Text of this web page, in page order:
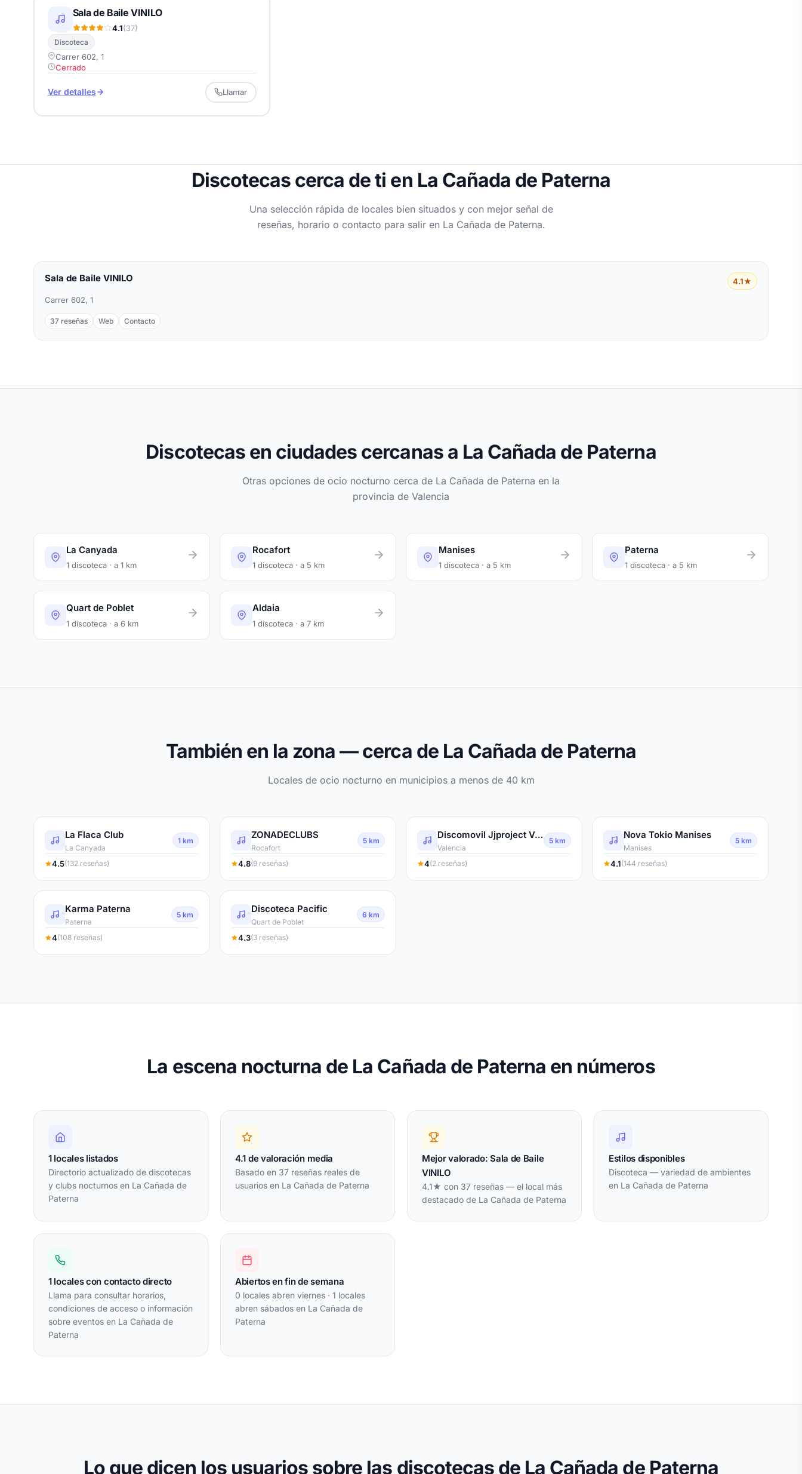
Sala de Baile VINILO
4.1(37)
Discoteca
Carrer 602, 1
Cerrado
Ver detalles Llamar
Discotecas cerca de ti en La Cañada de Paterna
Una selección rápida de locales bien situados y con mejor señal de
reseñas, horario o contacto para salir en La Cañada de Paterna.
Sala de Baile VINILO
4.1★
Carrer 602, 1
37 reseñas Web Contacto
Discotecas en ciudades cercanas a La Cañada de Paterna
Otras opciones de ocio nocturno cerca de La Cañada de Paterna en la
provincia de Valencia
La Canyada
1 discoteca · a 1 km
Rocafort
1 discoteca · a 5 km
Manises
1 discoteca · a 5 km
Paterna
1 discoteca · a 5 km
Quart de Poblet
1 discoteca · a 6 km
Aldaia
1 discoteca · a 7 km
También en la zona — cerca de La Cañada de Paterna
Locales de ocio nocturno en municipios a menos de 40 km
La Flaca Club
La Canyada
1 km
4.5(132 reseñas)
ZONADECLUBS
Rocafort
5 km
4.8(9 reseñas)
Discomovil Jjproject Valencia
Valencia
5 km
4(2 reseñas)
Nova Tokio Manises
Manises
5 km
4.1(144 reseñas)
Karma Paterna
Paterna
5 km
4(108 reseñas)
Discoteca Pacific
Quart de Poblet
6 km
4.3(3 reseñas)
La escena nocturna de La Cañada de Paterna en números
1 locales listados
Directorio actualizado de discotecas
y clubs nocturnos en La Cañada de
Paterna
4.1 de valoración media
Basado en 37 reseñas reales de
usuarios en La Cañada de Paterna
Mejor valorado: Sala de Baile
VINILO
4.1★ con 37 reseñas — el local más
destacado de La Cañada de Paterna
Estilos disponibles
Discoteca — variedad de ambientes
en La Cañada de Paterna
1 locales con contacto directo
Llama para consultar horarios,
condiciones de acceso o información
sobre eventos en La Cañada de
Paterna
Abiertos en fin de semana
0 locales abren viernes · 1 locales
abren sábados en La Cañada de
Paterna
Lo que dicen los usuarios sobre las discotecas de La Cañada de Paterna